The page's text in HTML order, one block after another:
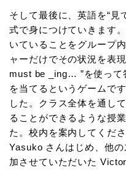
そして最後に、英語を“見
式で身につけていきます
いていることをグループ
ャーだけでその状況を表
must be _ing… ”を使って
を当てるというゲームで
した。クラス全体を通し
ることができるような授
た。校内を案内してくだ
Yasuko さんはじめ、他
加させていただいた